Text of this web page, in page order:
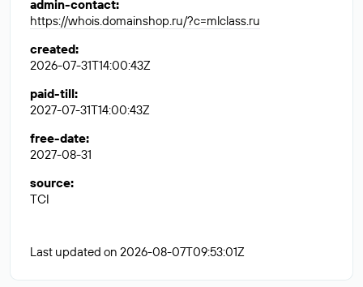
admin-contact:
https://whois.domainshop.ru/?c=mlclass.ru
created:
2026-07-31T14:00:43Z
paid-till:
2027-07-31T14:00:43Z
free-date:
2027-08-31
source:
TCI
Last updated on 2026-08-07T09:53:01Z